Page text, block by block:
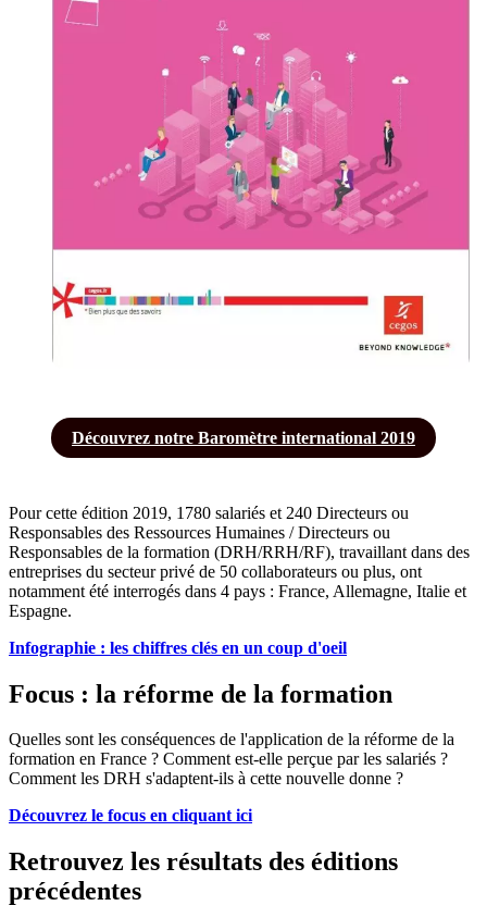
Découvrez notre Baromètre international 2019
Pour cette édition 2019, 1780 salariés et 240 Directeurs ou
Responsables des Ressources Humaines / Directeurs ou
Responsables de la formation (DRH/RRH/RF), travaillant dans des
entreprises du secteur privé de 50 collaborateurs ou plus, ont
notamment été interrogés dans 4 pays : France, Allemagne, Italie et
Espagne.
Infographie : les chiffres clés en un coup d'oeil
Focus : la réforme de la formation
Quelles sont les conséquences de l'application de la réforme de la
formation en France ? Comment est-elle perçue par les salariés ?
Comment les DRH s'adaptent-ils à cette nouvelle donne ?
Découvrez le focus en cliquant ici
Retrouvez les résultats des éditions
précédentes